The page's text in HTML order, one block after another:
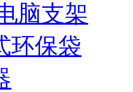
脑支架
环保袋